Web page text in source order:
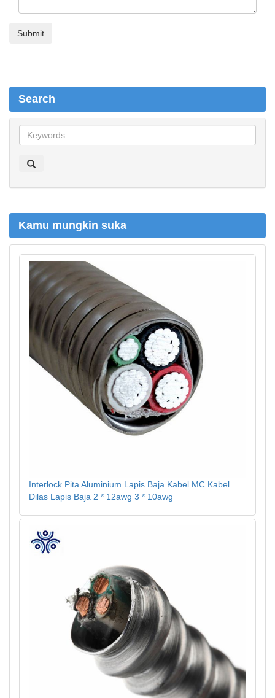
Search
e
h
Kamu mungkin suka
Interlock Pita Aluminium Lapis Baja Kabel MC Kabel
Dilas Lapis Baja 2 * 12awg 3 * 10awg